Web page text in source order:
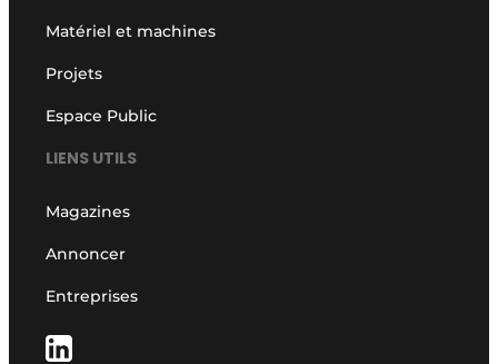
Matériel et machines
Projets
Espace Public
LIENS UTILS
Magazines
Annoncer
Entreprises